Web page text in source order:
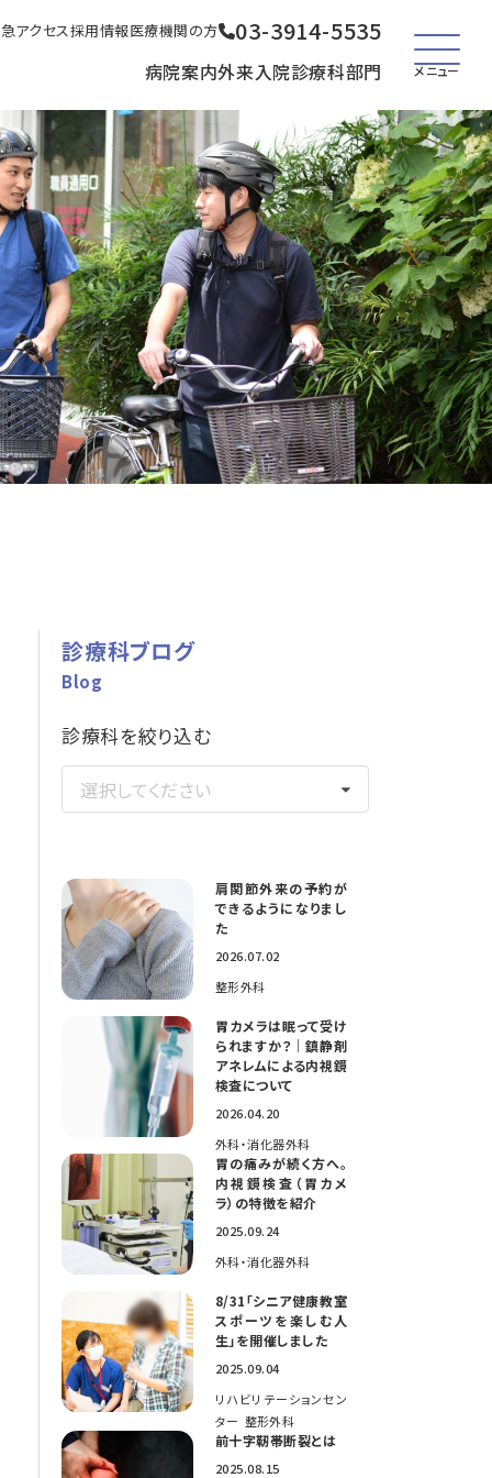
アクセス採用情報医療機関の方 03-3914-5535
病院案内外来入院診療科部門 メニュー
診療科ブログ
Blog
診療科を絞り込む
選択してください
肩関節外来の予約が
できるようになりまし
た
2026.07.02
整形外科
胃カメラは眠って受け
られますか？｜鎮静剤
アネレムによる内視鏡
検査について
2026.04.20
外科・消化器外科
胃の痛みが続く方へ。
内視鏡検査（胃カメ
ラ）の特徴を紹介
2025.09.24
外科・消化器外科
8/31「シニア健康教室
スポーツを楽しむ人
生」を開催しました
2025.09.04
リハビリテーションセン
ター 整形外科
前十字靭帯断裂とは
2025.08.15